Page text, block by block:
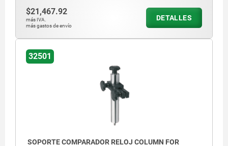
$21,467.92
más IVA.
más gastos de envío
DETALLES
32501
SOPORTE COMPARADOR RELOJ COLUMN FOR